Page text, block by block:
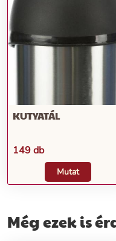
KUTYATÁL
149 db
Mutat
Még ezek is